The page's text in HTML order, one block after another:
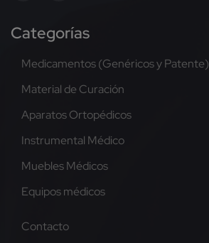
Categorías
Medicamentos (Genéricos y Patente)
Material de Curación
Aparatos Ortopédicos
Instrumental Médico
Muebles Médicos
Equipos médicos
Contacto